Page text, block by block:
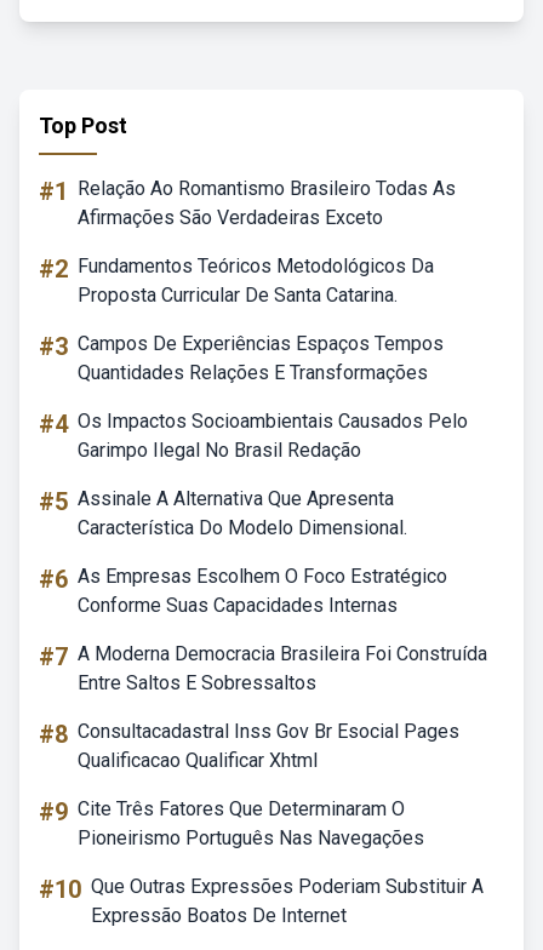
Top Post
#1
Relação Ao Romantismo Brasileiro Todas As
Afirmações São Verdadeiras Exceto
#2 Fundamentos Teóricos Metodológicos Da
Proposta Curricular De Santa Catarina.
#3 Campos De Experiências Espaços Tempos
Quantidades Relações E Transformações
#4 Os Impactos Socioambientais Causados Pelo
Garimpo Ilegal No Brasil Redação
#5 Assinale A Alternativa Que Apresenta
Característica Do Modelo Dimensional.
#6 As Empresas Escolhem O Foco Estratégico
Conforme Suas Capacidades Internas
#7 A Moderna Democracia Brasileira Foi Construída
Entre Saltos E Sobressaltos
#8 Consultacadastral Inss Gov Br Esocial Pages
Qualificacao Qualificar Xhtml
#9 Cite Três Fatores Que Determinaram O
Pioneirismo Português Nas Navegações
#10 Que Outras Expressões Poderiam Substituir A
Expressão Boatos De Internet